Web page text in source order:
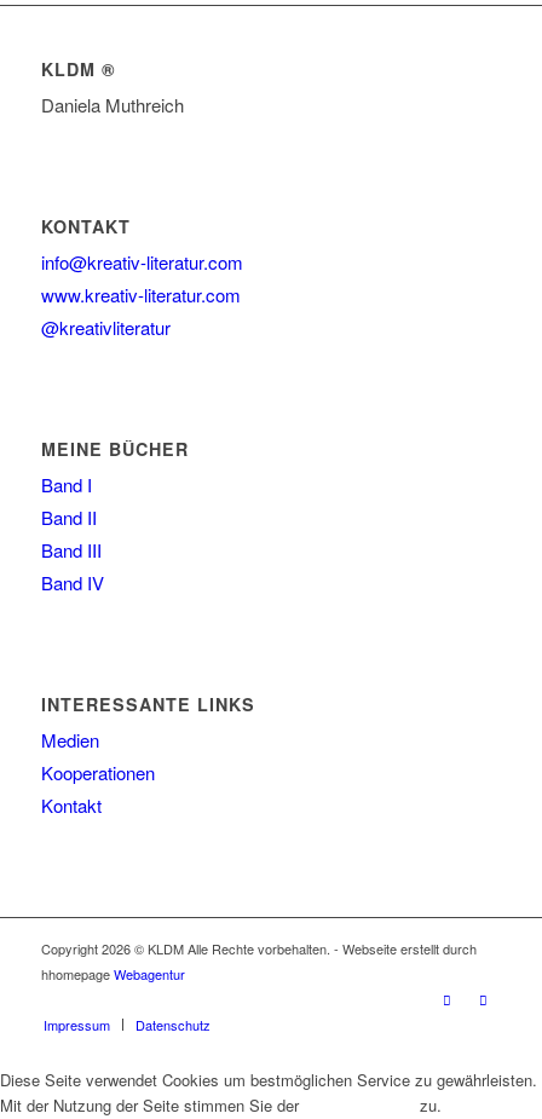
KLDM ®
Daniela Muthreich
KONTAKT
info@kreativ-literatur.com
www.kreativ-literatur.com
@kreativliteratur
MEINE BÜCHER
Band I
Band II
Band III
Band IV
INTERESSANTE LINKS
Medien
Kooperationen
Kontakt
Copyright 2026 © KLDM Alle Rechte vorbehalten. - Webseite erstellt durch
hhomepageWebagentur
Impressum Datenschutz
Diese Seite verwendet Cookies um bestmöglichen Service zu gewährleisten.
Mit der Nutzung der Seite stimmen Sie der
zu.